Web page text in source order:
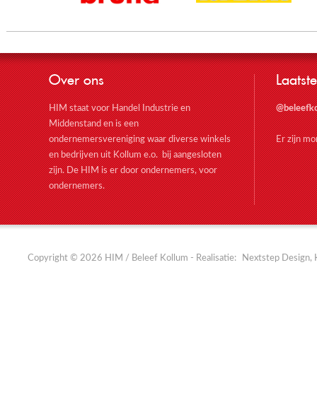
Over ons
HIM staat voor Handel Industrie en
Middenstand en is een
ondernemersvereniging waar diverse winkels
en bedrijven uit Kollum e.o. bij aangesloten
zijn. De HIM is er door ondernemers, voor
ondernemers.
Er zijn
Copyright © 2026 HIM / Beleef Kollum - Realisatie: Nextstep Design,